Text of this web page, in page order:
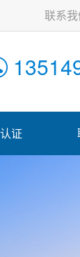
联系
证